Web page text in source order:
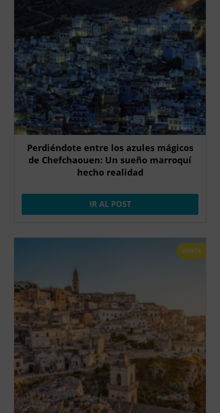
Perdiéndote entre los azules mágicos
de Chefchaouen: Un sueño marroquí
hecho realidad
IR AL POST
OFERTA